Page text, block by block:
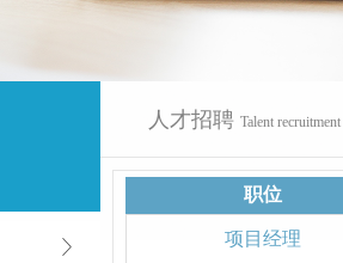
人才招聘 Talent recruitment
职位
项目经理